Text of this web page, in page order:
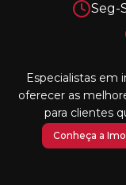
Seg-
Especialistas em
oferecer as
para clientes
Conheça a